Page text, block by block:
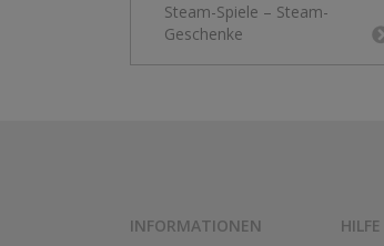
Steam-Spiele – Steam-
Geschenke
INFORMATIONEN HILFE